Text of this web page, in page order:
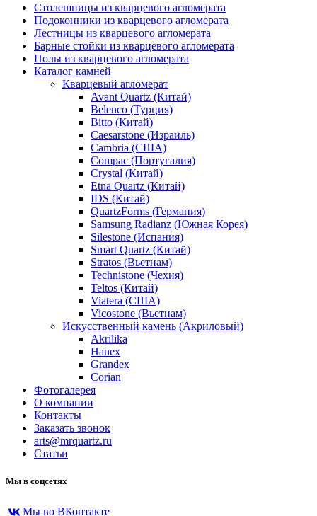
Столешницы из кварцевого агломерата
Подоконники из кварцевого агломерата
Лестницы из кварцевого агломерата
Барные стойки из кварцевого агломерата
Полы из кварцевого агломерата
Каталог камней
Кварцевый агломерат
Avant Quartz (Китай)
Belenco (Турция)
Bitto (Китай)
Caesarstone (Израиль)
Cambria (США)
Compac (Португалия)
Crystal (Китай)
Etna Quartz (Китай)
IDS (Китай)
QuartzForms (Германия)
Samsung Radianz (Южная Корея)
Silestone (Испания)
Smart Quartz (Китай)
Stratos (Вьетнам)
Technistone (Чехия)
Teltos (Китай)
Viatera (США)
Vicostone (Вьетнам)
Искусственный камень (Акриловый)
Akrilika
Hanex
Grandex
Corian
Фотогалерея
О компании
Контакты
Заказать звонок
arts@mrquartz.ru
Статьи
Мы в соцсетях
Мы во ВКонтакте